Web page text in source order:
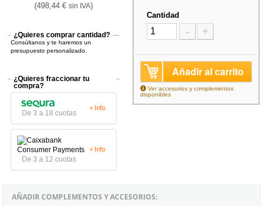
(498,44 €sin IVA)
¿Quieres comprar cantidad?
Consúltanos y te haremos un
presupuesto personalizado.
¿Quieres fraccionar tu
compra?
De 3 a 18 cuotas
+ Info
De 3 a 12 cuotas
+ Info
Cantidad
- +
Añadir al carrito
Ver accesorios y complementos
disponibles
AÑADIR COMPLEMENTOS Y ACCESORIOS: